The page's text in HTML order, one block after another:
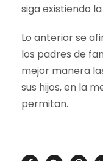
siga existiendo
Lo anterior se
los padres de
mejor manera
sus hijos, en la
permitan.